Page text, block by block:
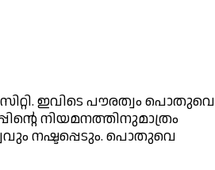
ഇവിടെ പൗരത്വം പൊതുവെ
നിയമനത്തിനുമാത്രം
നഷ്ടപ്പെടും. പൊതുവെ